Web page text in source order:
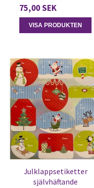
75,00 SEK
VISA PRODUKTEN
Julklappsetiketter
självhäftande